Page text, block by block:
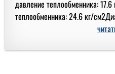
давление теплообменника:
теплообменника: 24.6 кг/